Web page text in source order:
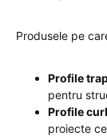
Produsele pe
Profile
pentru
Profile
proiecte